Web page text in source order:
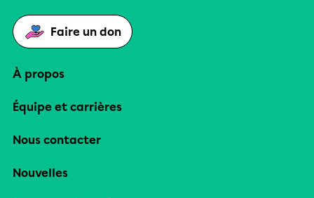
Faire un don
À propos
Équipe et carrières
Nous contacter
Nouvelles